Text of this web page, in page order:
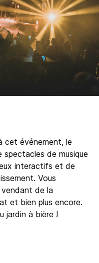
cet événement, le
spectacles de musique
interactifs et de
Vous
de la
et bien plus encore.
jardin à bière !